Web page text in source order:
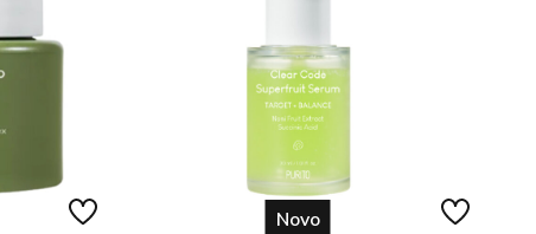
Novo